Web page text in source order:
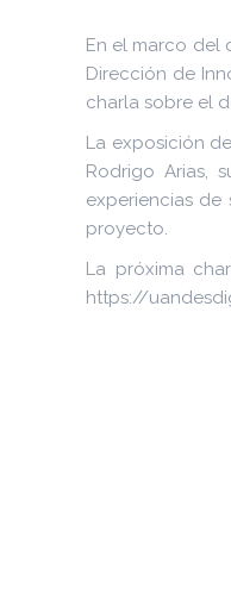
En el marco del
Dirección de
charla sobre el
La exposición
Rodrigo Arias,
experiencias
proyecto.
La próxima
https://